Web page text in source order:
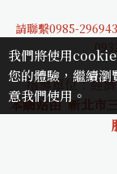
請聯繫0985-29694
指導單位：經
本網站由 新北市
我們將使用
您的體驗，繼續瀏
意我們使用。